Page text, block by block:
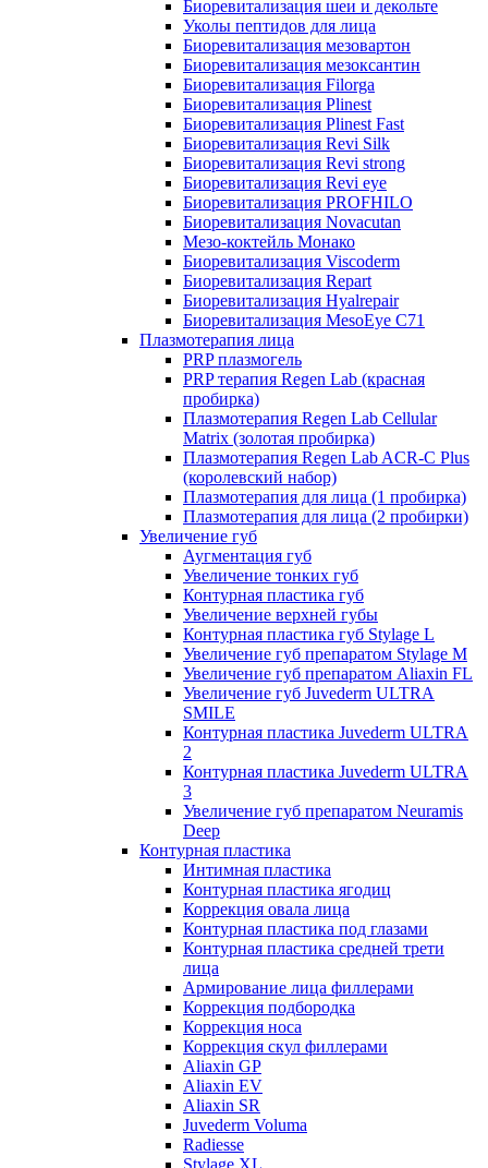
Биоревитализация шеи и декольте
Уколы пептидов для лица
Биоревитализация мезовартон
Биоревитализация мезоксантин
Биоревитализация Filorga
Биоревитализация Plinest
Биоревитализация Plinest Fast
Биоревитализация Revi Silk
Биоревитализация Revi strong
Биоревитализация Revi eye
Биоревитализация PROFHILO
Биоревитализация Novacutan
Мезо-коктейль Монако
Биоревитализация Viscoderm
Биоревитализация Repart
Биоревитализация Hyalrepair
Биоревитализация MesoEye C71
Плазмотерапия лица
PRP плазмогель
PRP терапия Regen Lab (красная
пробирка)
Плазмотерапия Regen Lab Cellular
Matrix (золотая пробирка)
Плазмотерапия Regen Lab ACR-C Plus
(королевский набор)
Плазмотерапия для лица (1 пробирка)
Плазмотерапия для лица (2 пробирки)
Увеличение губ
Аугментация губ
Увеличение тонких губ
Контурная пластика губ
Увеличение верхней губы
Контурная пластика губ Stylage L
Увеличение губ препаратом Stylage M
Увеличение губ препаратом Aliaxin FL
Увеличение губ Juvederm ULTRA
SMILE
Контурная пластика Juvederm ULTRA
2
Контурная пластика Juvederm ULTRA
3
Увеличение губ препаратом Neuramis
Deep
Контурная пластика
Интимная пластика
Контурная пластика ягодиц
Коррекция овала лица
Контурная пластика под глазами
Контурная пластика средней трети
лица
Армирование лица филлерами
Коррекция подбородка
Коррекция носа
Коррекция скул филлерами
Aliaxin GP
Aliaxin EV
Aliaxin SR
Juvederm Voluma
Radiesse
Stylage XL